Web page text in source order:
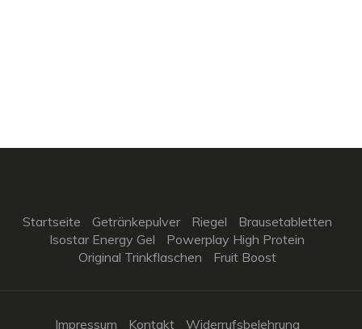
Startseite Getränkepulver Riegel
Brausetabletten
Isostar Energy Gel
Powerplay High Protein
Original Trinkflaschen
Fruit Boost
Impressum Kontakt Widerrufsbelehrung